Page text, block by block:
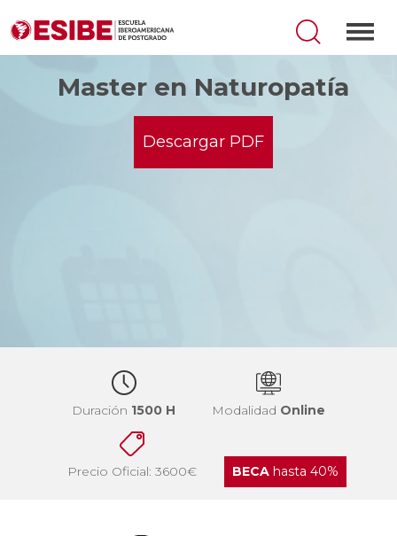
Master en Naturopatía
Descargar PDF
Duración 1500 H Modalidad Online
Precio Oficial: 3600€ BECAhasta 40%